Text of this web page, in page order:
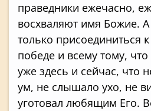
праведники ежечасно,
восхваляют имя Божие.
только присоединиться
победе и всему тому,
уже здесь и сейчас, что
ум, не слышало ухо, не
уготовал любящим Его.